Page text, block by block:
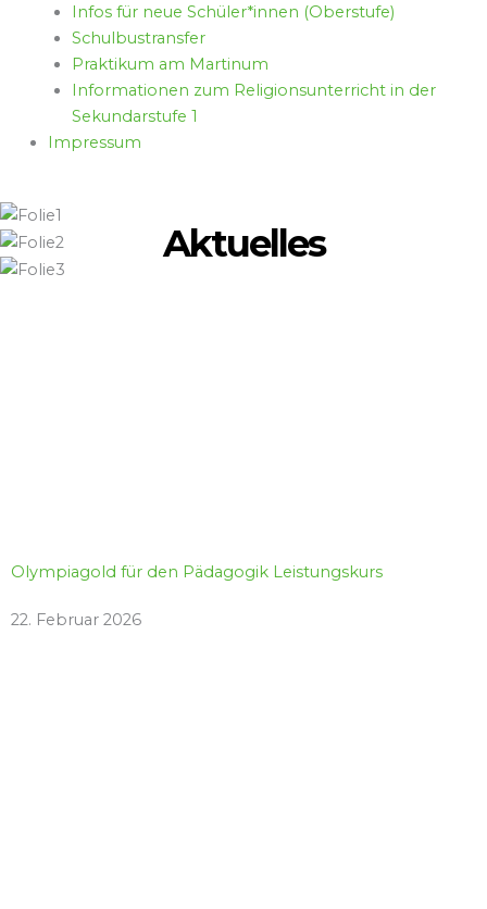
Infos für neue Schüler*innen (Oberstufe)
Schulbustransfer
Praktikum am Martinum
Informationen zum Religionsunterricht in der
Sekundarstufe 1
Impressum
Aktuelles
Olympiagold für den Pädagogik Leistungskurs
22. Februar 2026